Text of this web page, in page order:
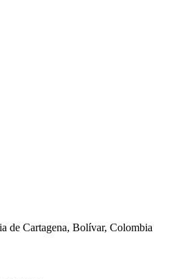
de Cartagena, Bolívar, Colombia